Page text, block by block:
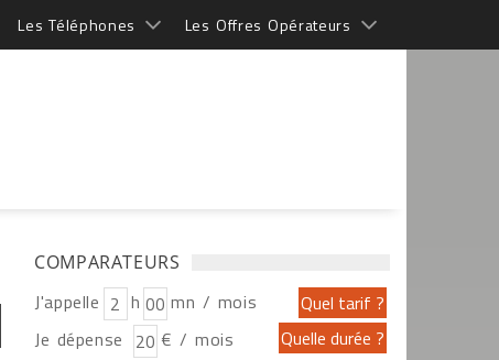
Les Téléphones Les Offres Opérateurs
COMPARATEURS
J'appelle h
mn / mois
Je dépense
€ / mois